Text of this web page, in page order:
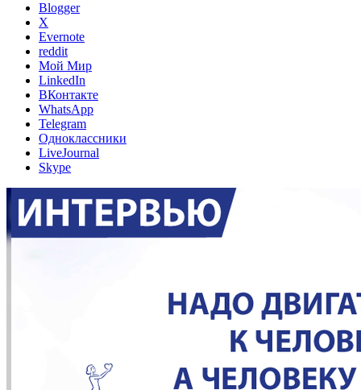
Blogger
X
Evernote
reddit
Мой Мир
LinkedIn
ВКонтакте
WhatsApp
Telegram
Одноклассники
LiveJournal
Skype